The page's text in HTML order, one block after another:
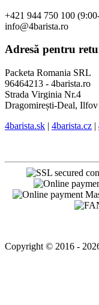
+421 944 750 100
info@4barista.ro
Adresă pentru
Packeta Romania SRL
96464213 - 4barista.ro
Strada Virginia Nr.4
Dragomirești-Deal,
4barista.sk | 4barista.cz |
Copyright © 2016 -